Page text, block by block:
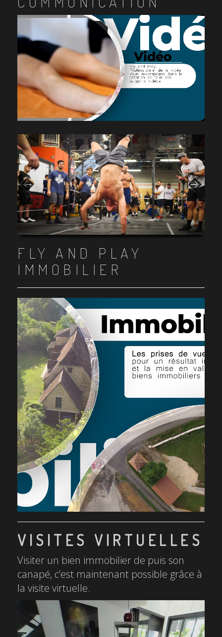
Item 1
Item 2
Item 3
Item 4
Item 5
Item 6
Item 7
Item 8
Item 9
Item 10
FLY AND PLAY
IMMOBILIER
VISITES VIRTUELLES
Visiter un bien immobilier de puis son
canapé, c’est maintenant possible grâce à
la visite virtuelle.